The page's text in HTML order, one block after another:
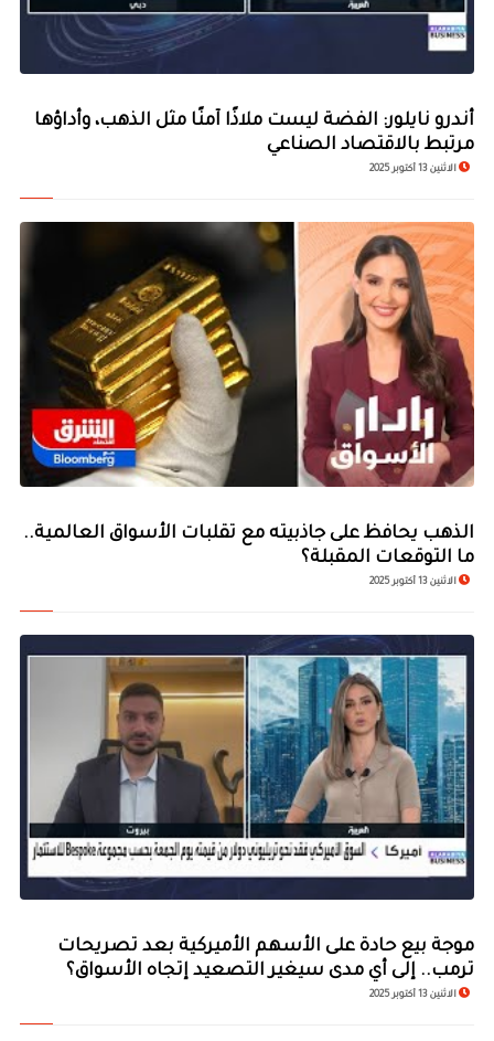
أندرو نايلور: الفضة ليست ملاذًا آمنًا مثل الذهب، وأداؤها
مرتبط بالاقتصاد الصناعي
الاثنين 13 أكتوبر 2025
الذهب يحافظ على جاذبيته مع تقلبات الأسواق العالمية..
ما التوقعات المقبلة؟
الاثنين 13 أكتوبر 2025
موجة بيع حادة على الأسهم الأميركية بعد تصريحات
ترمب.. إلى أي مدى سيغير التصعيد إتجاه الأسواق؟
الاثنين 13 أكتوبر 2025